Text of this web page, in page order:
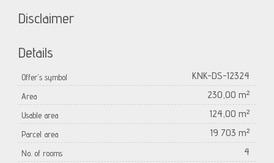
Disclaimer
Details
Offer's symbol KNK-DS-12324
Area 230,00 m²
Usable area 124,00 m²
Parcel area 19 703 m²
No. of rooms 4